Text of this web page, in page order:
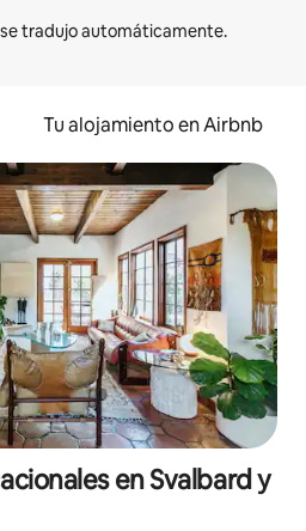
Tu alojamiento en Airbnb
en Svalbard y